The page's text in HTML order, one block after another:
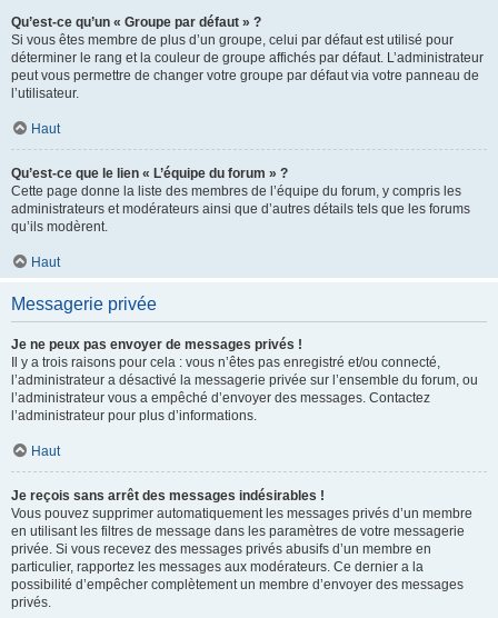
Qu’est-ce qu’un « Groupe par défaut » ?
Si vous êtes membre de plus d’un groupe, celui par défaut est utilisé pour
déterminer le rang et la couleur de groupe affichés par défaut. L’administrateur
peut vous permettre de changer votre groupe par défaut via votre panneau de
l’utilisateur.
Haut
Qu’est-ce que le lien « L’équipe du forum » ?
Cette page donne la liste des membres de l’équipe du forum, y compris les
administrateurs et modérateurs ainsi que d’autres détails tels que les forums
qu’ils modèrent.
Haut
Messagerie privée
Je ne peux pas envoyer de messages privés !
Il y a trois raisons pour cela : vous n’êtes pas enregistré et/ou connecté,
l’administrateur a désactivé la messagerie privée sur l’ensemble du forum, ou
l’administrateur vous a empêché d’envoyer des messages. Contactez
l’administrateur pour plus d’informations.
Haut
Je reçois sans arrêt des messages indésirables !
Vous pouvez supprimer automatiquement les messages privés d’un membre
en utilisant les filtres de message dans les paramètres de votre messagerie
privée. Si vous recevez des messages privés abusifs d’un membre en
particulier, rapportez les messages aux modérateurs. Ce dernier a la
possibilité d’empêcher complètement un membre d’envoyer des messages
privés.